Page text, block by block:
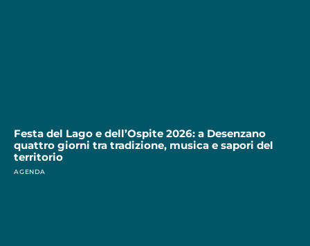
Festa del Lago e dell’Ospite 2026: a Desenzano
quattro giorni tra tradizione, musica e sapori del
territorio
AGENDA